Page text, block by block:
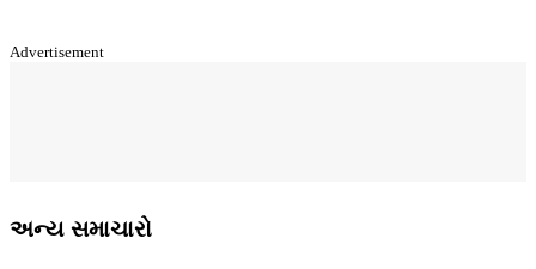
Advertisement
અન્ય સમાચારો